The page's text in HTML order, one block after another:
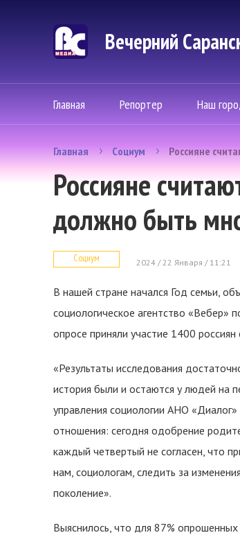
Вечерний
Главная Репортер Наш
Главная Социум Россияне
Россияне
должно быть
Социум 2024 / 22 Января / 11:21
В нашей стране начался Год семьи,
социологическое агентство «Вебер»
опросе приняли участие 1400
«Результаты исследования
история были и остаются у людей на
управления социологии АНО
отношения: сегодня одобрение
каждый четвертый не согласен, что
нам, социологам, следить за
поколение».
Выяснилось, что для 87%